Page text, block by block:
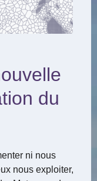
du
ni nous
nous exploiter,